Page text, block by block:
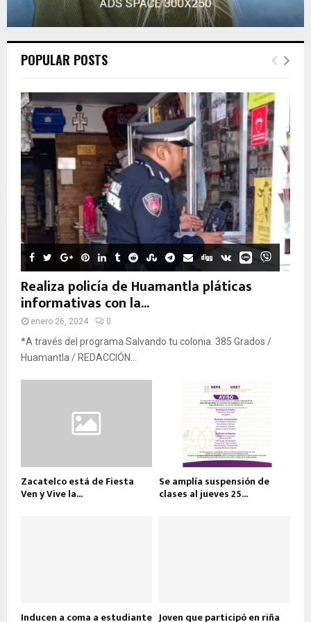
POPULAR POSTS
Realiza policía de Huamantla pláticas
informativas con la...
enero 26, 2024 0
*A través del programa Salvando tu colonia. 385 Grados /
Huamantla / REDACCIÓN...
Zacatelco está de Fiesta
Ven y Vive la...
Se amplía suspensión de
clases al jueves 25...
Inducen a coma a estudiante Joven que participó en riña